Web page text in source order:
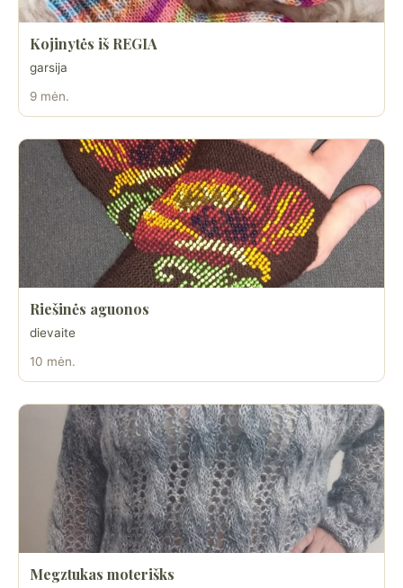
Kojinytės iš REGIA
garsija
9 mėn.
Riešinės aguonos
dievaite
10 mėn.
Megztukas moterišks